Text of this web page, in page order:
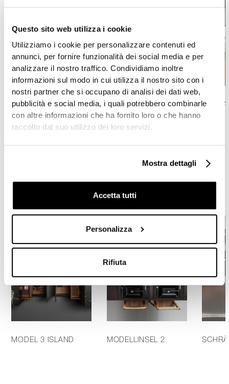
Questo sito web utilizza i cookie
Utilizziamo i cookie per personalizzare contenuti ed
annunci, per fornire funzionalità dei social media e per
analizzare il nostro traffico. Condividiamo inoltre
informazioni sul modo in cui utilizza il nostro sito con i
nostri partner che si occupano di analisi dei dati web,
pubblicità e social media, i quali potrebbero combinarle
con altre informazioni che ha fornito loro o che hanno
raccolto dal suo utilizzo dei loro servizi.
Mostra dettagli
Accetta tutti
Personalizza
Rifiuta
ARBEITSPLATTEN MIT
INTEGRIERTEM
WASCHBECKEN
FREISTEHENDE
WASCHBECKEN
ModulareKüchen
MODEL 3 ISLAND MODELLINSEL 2